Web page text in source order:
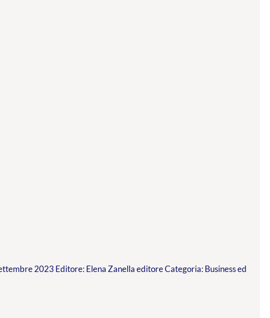
2023 Editore: Elena Zanella editore Categoria: Business ed